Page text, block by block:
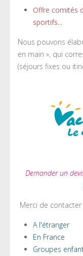
Offre comités
sportifs...
Nous pouvons
en main », qui
(séjours fixes ou
Demander un
Merci de contacter
A l'étranger
En France
Groupes